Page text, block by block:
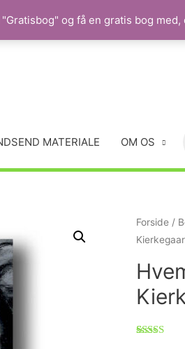
og få en gratis bog
MATERIALE OM OS
Forside /